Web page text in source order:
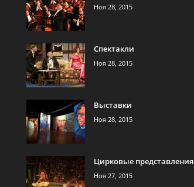
Ноя 28, 2015
Спектакли
Ноя 28, 2015
Выставки
Ноя 28, 2015
Цирковые представления
Ноя 27, 2015